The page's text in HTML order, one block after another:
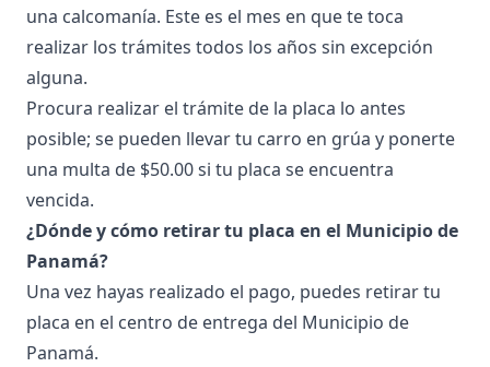
una calcomanía. Este es el mes en que te toca
realizar los trámites todos los años sin excepción
alguna.
Procura realizar el trámite de la placa lo antes
posible; se pueden llevar tu carro en grúa y ponerte
una multa de $50.00 si tu placa se encuentra
vencida.
¿Dónde y cómo retirar tu placa en el Municipio de
Panamá?
Una vez hayas realizado el pago, puedes retirar tu
placa en el centro de entrega del Municipio de
Panamá.